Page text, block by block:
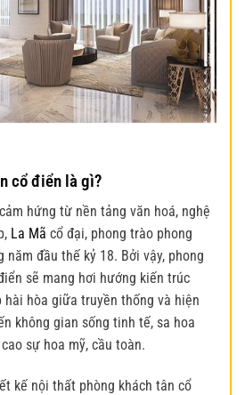
cổ điển là gì?
hứng từ nền tảng văn hoá, nghệ
La Mã cổ đại, phong trào phong
năm đầu thế kỷ 18. Bởi vậy, phong
sẽ mang hơi hướng kiến trúc
hài hòa giữa truyền thống và hiện
không gian sống tinh tế, sa hoa
sự hoa mỹ, cầu toàn.
kế nội thất phòng khách tân cổ